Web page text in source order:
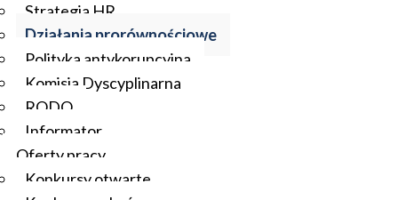
Strategia HR
Działania prorównościowe
Polityka antykorupcyjna
Komisja Dyscyplinarna
RODO
Informator
Oferty pracy
Konkursy otwarte